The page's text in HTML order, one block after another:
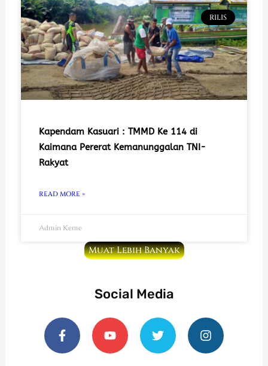
RILIS
Kapendam Kasuari : TMMD Ke 114 di
Kaimana Pererat Kemanunggalan TNI-
Rakyat
READ MORE »
Admin Keme
Muat Lebih Banyak
Social Media
F
a
c
e
Y
o
u
t
T
w
i
t
I
n
s
t